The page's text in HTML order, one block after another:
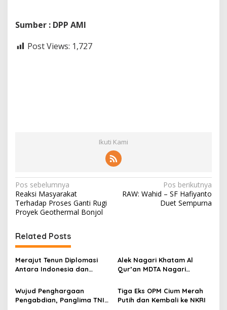
Sumber : DPP AMI
Post Views: 1,727
Ikuti Kami
N
a
v
i
g
a
s
i
p
Pos sebelumnya
Reaksi Masyarakat
Terhadap Proses Ganti Rugi
Proyek Geothermal Bonjol
Pos berikutnya
RAW: Wahid – SF Hafiyanto
Duet Sempurna
Related Posts
Merajut Tenun Diplomasi
Antara Indonesia dan
Alek Nagari Khatam Al
Qur’an MDTA Nagari
Wujud Penghargaan
Pengabdian, Panglima TNI
Tiga Eks OPM Cium Merah
Putih dan Kembali ke NKRI